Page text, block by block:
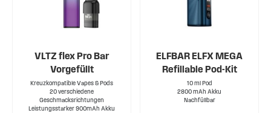
VLTZ flex Pro Bar
Vorgefüllt
Kreuzkompatible Vapes & Pods
20 verschiedene
Geschmacksrichtungen
Leistungsstarker 900mAh Akku
ELFBAR ELFX MEGA
Refillable Pod-Kit
10 ml Pod
2800 mAh Akku
Nachfüllbar